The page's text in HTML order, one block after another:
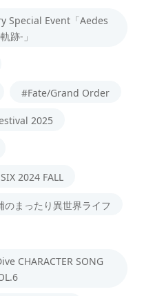
Special Event「Aedes
跡-」
#Fate/Grand Order
2025
2024 FALL
まったり異世界ライフ
CHARACTER SONG